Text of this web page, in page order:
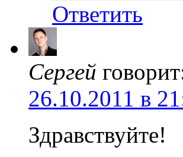
Ответить
Сергей
26.10.2011 в
Здравствуйте!